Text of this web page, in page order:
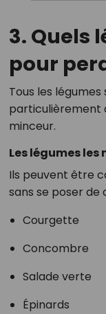
3. Quels
pour
Tous les
particulièrement
minceur.
Les légumes
Ils peuvent être
sans se poser de
Courgette
Concombre
Salade verte
Épinards